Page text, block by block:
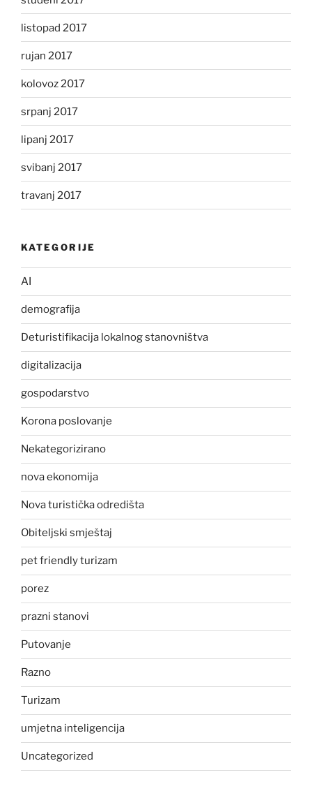
listopad 2017
rujan 2017
kolovoz 2017
srpanj 2017
lipanj 2017
svibanj 2017
travanj 2017
KATEGORIJE
AI
demografija
Deturistifikacija lokalnog stanovništva
digitalizacija
gospodarstvo
Korona poslovanje
Nekategorizirano
nova ekonomija
Nova turistička odredišta
Obiteljski smještaj
pet friendly turizam
porez
prazni stanovi
Putovanje
Razno
Turizam
umjetna inteligencija
Uncategorized